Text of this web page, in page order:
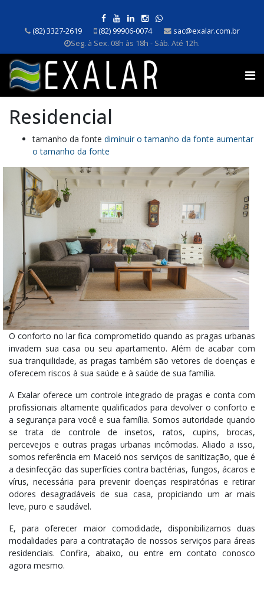
(82) 3327-2619 (82) 99906-0074
sac@exalar.com.br
Seg. à Sex. 08h às 18h - Sáb. Até 12h.
Residencial
tamanho da fonte diminuir o tamanho da fonte aumentar
o tamanho da fonte
O conforto no lar fica comprometido quando as pragas urbanas
invadem sua casa ou seu apartamento. Além de acabar com
sua tranquilidade, as pragas também são vetores de doenças e
oferecem riscos à sua saúde e à saúde de sua família.
A Exalar oferece um controle integrado de pragas e conta com
profissionais altamente qualificados para devolver o conforto e
a segurança para você e sua família. Somos autoridade quando
se trata de controle de insetos, ratos, cupins, brocas,
percevejos e outras pragas urbanas incômodas. Aliado a isso,
somos referência em Maceió nos serviços de sanitização, que é
a desinfecção das superfícies contra bactérias, fungos, ácaros e
vírus, necessária para prevenir doenças respiratórias e retirar
odores desagradáveis de sua casa, propiciando um ar mais
leve, puro e saudável.
E, para oferecer maior comodidade, disponibilizamos duas
modalidades para a contratação de nossos serviços para áreas
residenciais. Confira, abaixo, ou entre em contato conosco
agora mesmo.